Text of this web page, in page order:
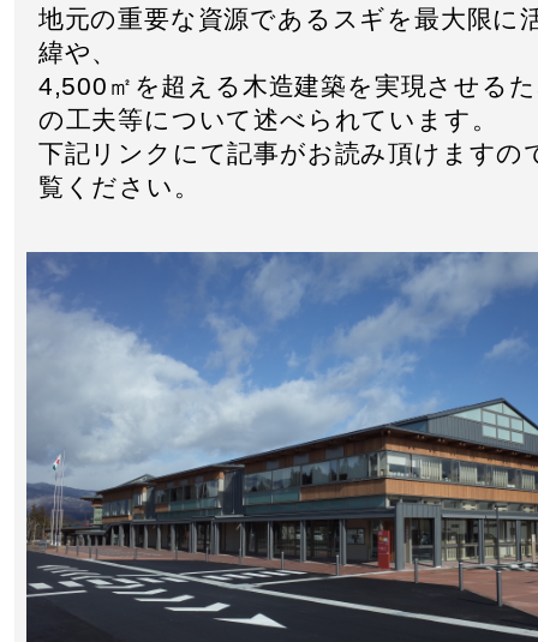
地元の重要な資源であるスギを最大限に
緯や、
4,500㎡を超える木造建築を実現させる
の工夫等について述べられています。
下記リンクにて記事がお読み頂けますの
覧ください。